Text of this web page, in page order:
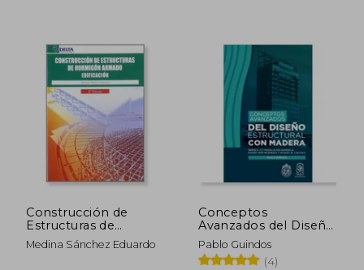
45%
$ 20.85
45%
dcto.
Construcción de
Estructuras de
Hormigón Armado:
Edificación
Medina Sánchez Eduardo
Conceptos
Avanzados del Diseño
Estructural con
Madera
Pablo Guindos
(4)